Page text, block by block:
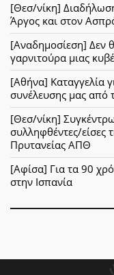
[Θεσ/νίκη]
Άργος και στον
[Αναδημοσίεση] Δεν
γαρνιτούρα μιας
[Αθήνα] Καταγγελία
συνέλευσης μας
[Θεσ/νίκη]
συλληφθέντες/είσες
Πρυτανείας ΑΠΘ
[Αφίσα] Για τα 90
στην Ισπανία